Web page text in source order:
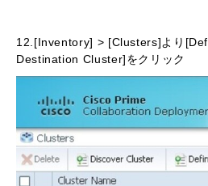
12.[Inventory] > [Clusters]より
Destination Cluster]をクリック